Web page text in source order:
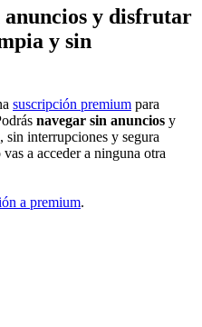
anuncios y disfrutar
y sin
suscripción premium para
navegar sin anuncios y
interrupciones y segura
vas a acceder a ninguna otra
a premium.